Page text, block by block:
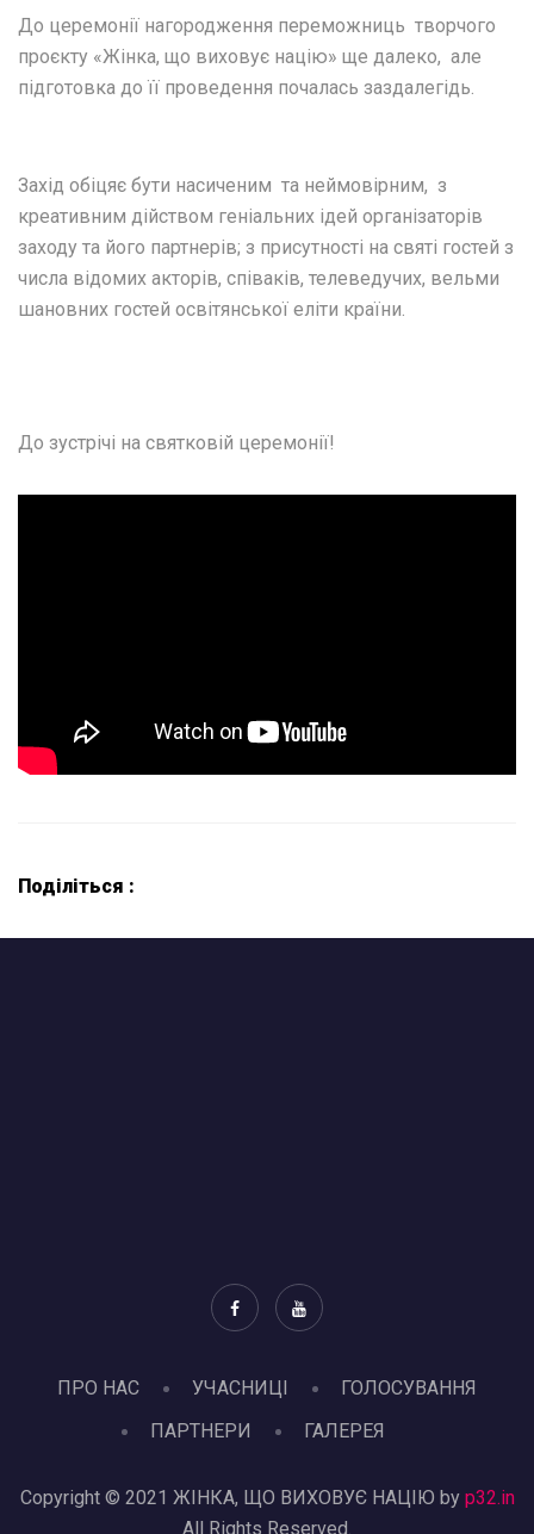
До церемонії нагородження переможниць творчого
проєкту «Жінка, що виховує націю» ще далеко, але
підготовка до її проведення почалась заздалегідь.
Захід обіцяє бути насиченим та неймовірним, з
креативним дійством геніальних ідей організаторів
заходу та його партнерів; з присутності на святі гостей з
числа відомих акторів, співаків, телеведучих, вельми
шановних гостей освітянської еліти країни.
До зустрічі на святковій церемонії!
Поділіться :
ПРО НАС УЧАСНИЦІ
ГОЛОСУВАННЯ
ПАРТНЕРИ
ГАЛЕРЕЯ
Copyright © 2021 ЖІНКА, ЩО ВИХОВУЄ НАЦІЮ by p32.in
All Rights Reserved.